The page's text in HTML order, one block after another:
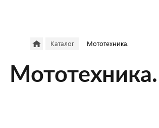
Каталог Мототехника.
Мототехника.